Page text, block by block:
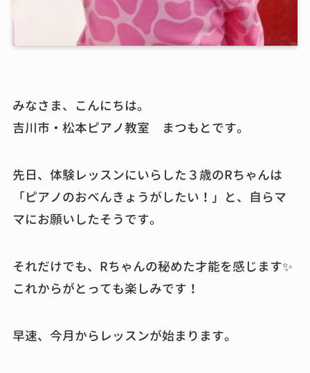
みなさま、こんにちは。
吉川市・松本ピアノ教室 まつもとです。
先日、体験レッスンにいらした３歳のRちゃんは
「ピアノのおべんきょうがしたい！」と、自らマ
マにお願いしたそうです。
それだけでも、Rちゃんの秘めた才能を感じます✨
これからがとっても楽しみです！
早速、今月からレッスンが始まります。